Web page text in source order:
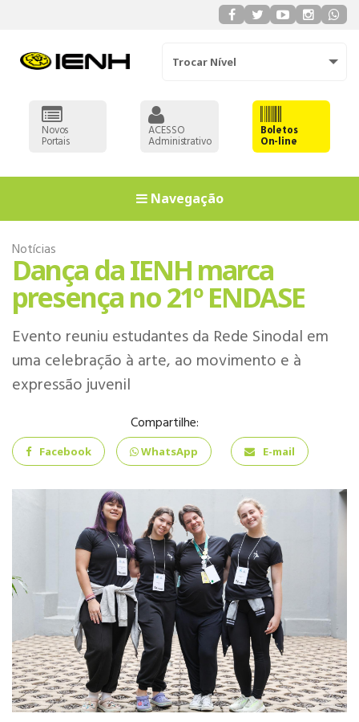
Trocar Nível
Novos
Portais
ACESSO
Administrativo
Boletos
On-line
Navegação
EDUCAÇÃO
INFANTIL
FUNDAMENTAL
ENSINO MÉDIO
Notícias
Dança da IENH marca
presença no 21º ENDASE
Evento reuniu estudantes da Rede Sinodal em
uma celebração à arte, ao movimento e à
expressão juvenil
Compartilhe:
Facebook WhatsApp E-mail